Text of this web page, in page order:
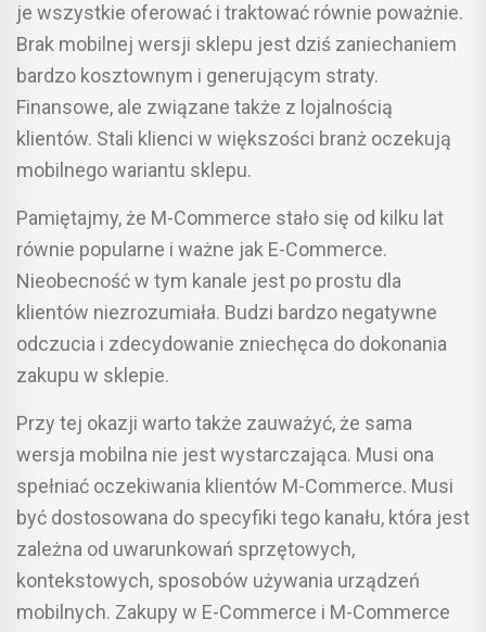
je wszystkie oferować i traktować równie poważnie.
Brak mobilnej wersji sklepu jest dziś zaniechaniem
bardzo kosztownym i generującym straty.
Finansowe, ale związane także z lojalnością
klientów. Stali klienci w większości branż oczekują
mobilnego wariantu sklepu.
Pamiętajmy, że M-Commerce stało się od kilku lat
równie popularne i ważne jak E-Commerce.
Nieobecność w tym kanale jest po prostu dla
klientów niezrozumiała. Budzi bardzo negatywne
odczucia i zdecydowanie zniechęca do dokonania
zakupu w sklepie.
Przy tej okazji warto także zauważyć, że sama
wersja mobilna nie jest wystarczająca. Musi ona
spełniać oczekiwania klientów M-Commerce. Musi
być dostosowana do specyfiki tego kanału, która jest
zależna od uwarunkowań sprzętowych,
kontekstowych, sposobów używania urządzeń
mobilnych. Zakupy w E-Commerce i M-Commerce